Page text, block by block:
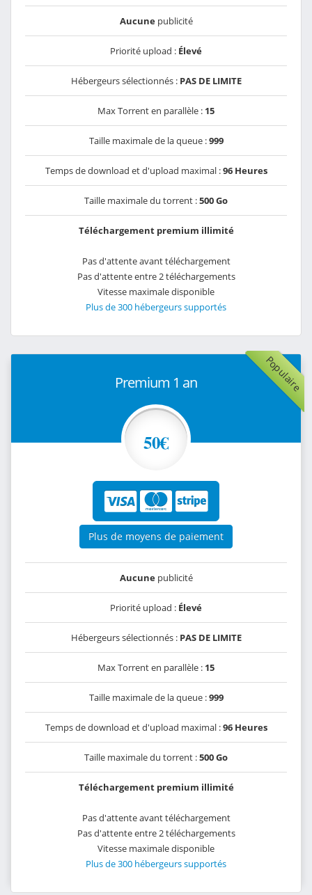
Aucunepublicité
Priorité upload : Élevé
Hébergeurs sélectionnés : PAS DE LIMITE
Max Torrent en parallèle : 15
Taille maximale de la queue :999
Temps de download et d'upload maximal :96 Heures
Taille maximale du torrent :500 Go
Téléchargement premium illimité
Pas d'attente avant téléchargement
Pas d'attente entre 2 téléchargements
Vitesse maximale disponible
Plus de 300 hébergeurs supportés
Populaire
Premium 1 an
50€
Plus de moyens de paiement
Aucunepublicité
Priorité upload : Élevé
Hébergeurs sélectionnés : PAS DE LIMITE
Max Torrent en parallèle : 15
Taille maximale de la queue :999
Temps de download et d'upload maximal :96 Heures
Taille maximale du torrent :500 Go
Téléchargement premium illimité
Pas d'attente avant téléchargement
Pas d'attente entre 2 téléchargements
Vitesse maximale disponible
Plus de 300 hébergeurs supportés